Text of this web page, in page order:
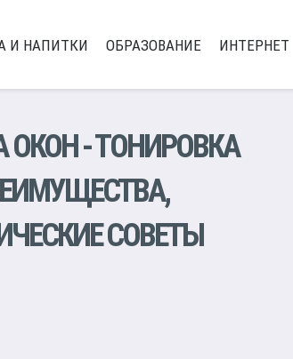
И НАПИТКИ ОБРАЗОВАНИЕ ИНТЕРНЕТ
ОКОН- ТОНИРОВКА
СОВЕТЫ